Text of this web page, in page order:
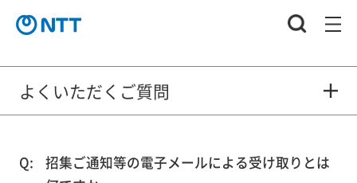
よくいただくご質問
招集ご通知等の電子メールによる受け取りとは